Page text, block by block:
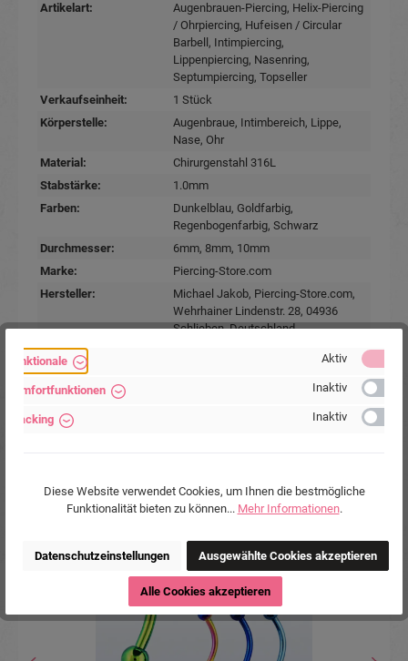
Artikelart: Augenbrauen-Piercing, Helix-Piercing
/ Ohrpiercing, Hufeisen / Circular
Barbell , Intimpiercing,
Lippenpiercing, Nasenring,
Septumpiercing, Topseller
Verkaufseinheit:
1 Stück
Körperstelle:
Augenbraue, Intimbereich, Lippe,
Nase, Ohr
Material:
Chirurgenstahl 316L
Stabstärke:
1.0mm
Farben:
Dunkelblau, Goldfarbig,
Regenbogenfarbig, Schwarz
Durchmesser:
6mm, 8mm, 10mm
Marke:
Piercing-Store.com
Hersteller:
Michael Jakob, Piercing-Store.com,
Wehrhainer Lindenstr. 28, 04936
Schlieben, Deutschland.
Funktionale Aktiv
Komfortfunktionen Inaktiv
Tracking Inaktiv
Diese Website verwendet Cookies, um Ihnen die bestmögliche
Funktionalität bieten zu können... Mehr Informationen.
Datenschutzeinstellungen Ausgewählte Cookies akzeptieren
Alle Cookies akzeptieren